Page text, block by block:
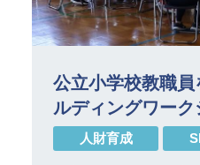
公立小学校教職
ルディングワー
人財育成